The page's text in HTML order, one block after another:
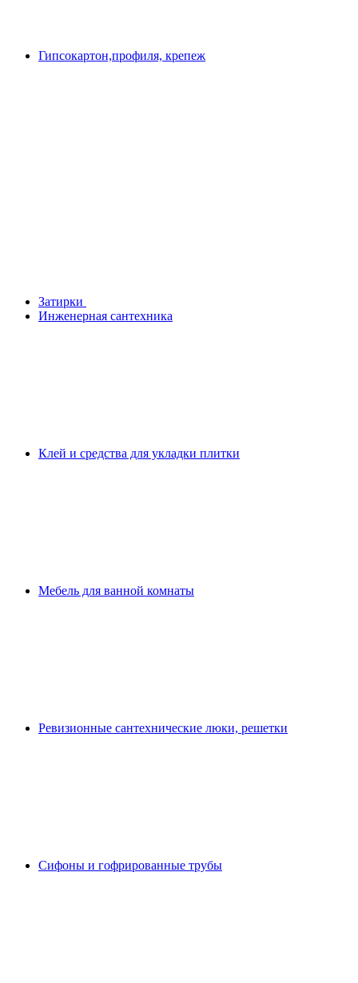
Гипсокартон,профиля, крепеж
Затирки
Инженерная сантехника
Клей и средства для укладки плитки
Мебель для ванной комнаты
Ревизионные сантехнические люки, решетки
Сифоны и гофрированные трубы